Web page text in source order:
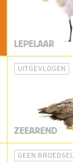
LEPELAAR
UITGEVLOGEN
ZEEAREND
GEEN BROEDSEL